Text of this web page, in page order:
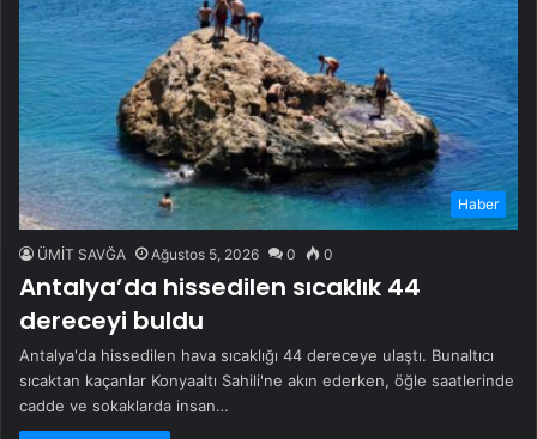
Haber
ÜMİT SAVĞA Ağustos 5, 2026 0 0
Antalya’da hissedilen sıcaklık 44
dereceyi buldu
Antalya'da hissedilen hava sıcaklığı 44 dereceye ulaştı. Bunaltıcı
sıcaktan kaçanlar Konyaaltı Sahili'ne akın ederken, öğle saatlerinde
cadde ve sokaklarda insan…